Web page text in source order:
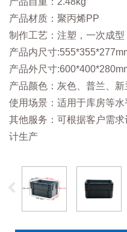
产品材质：聚丙烯PP
制作工艺：注塑，一次成型
产品内尺寸
产品外尺寸
产品颜色：灰色、普兰、新
使用场景：适用于库房等水
其他服务：可根据客户需
计生产